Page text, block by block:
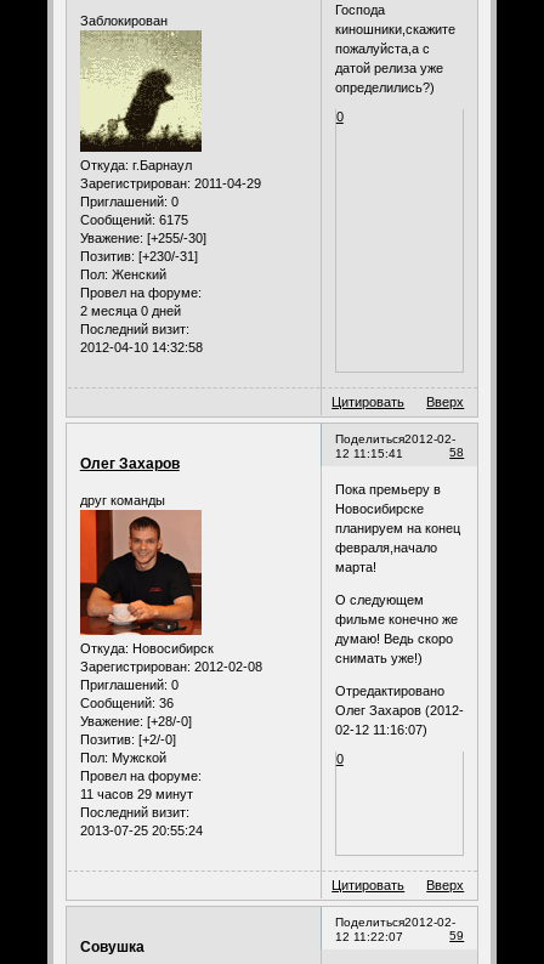
Заблокирован
Откуда: г.Барнаул
Зарегистрирован: 2011-04-29
Приглашений: 0
Сообщений: 6175
Уважение: [+255/-30]
Позитив: [+230/-31]
Пол: Женский
Провел на форуме:
2 месяца 0 дней
Последний визит:
2012-04-10 14:32:58
Господа
киношники,скажите
пожалуйста,а с
датой релиза уже
определились?)
0
Цитировать Вверх
Поделиться
58
2012-02-
12 11:15:41
Олег Захаров
друг команды
Откуда: Новосибирск
Зарегистрирован: 2012-02-08
Приглашений: 0
Сообщений: 36
Уважение: [+28/-0]
Позитив: [+2/-0]
Пол: Мужской
Провел на форуме:
11 часов 29 минут
Последний визит:
2013-07-25 20:55:24
Пока премьеру в
Новосибирске
планируем на конец
февраля,начало
марта!
О следующем
фильме конечно же
думаю! Ведь скоро
снимать уже!)
Отредактировано
Олег Захаров (2012-
02-12 11:16:07)
0
Цитировать Вверх
Поделиться
59
2012-02-
12 11:22:07
Совушка